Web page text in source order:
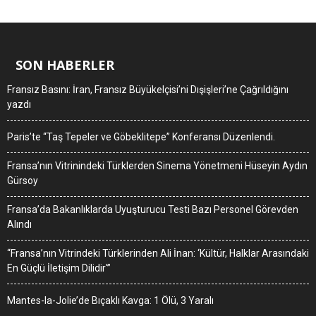
SON HABERLER
Fransız Basını: İran, Fransız Büyükelçisi’ni Dışişleri’ne Çağrıldığını
yazdı
Paris’te “Taş Tepeler ve Göbeklitepe” Konferansı Düzenlendi.
Fransa’nın Vitrinindeki Türklerden Sinema Yönetmeni Hüseyin Aydın
Gürsoy
Fransa’da Bakanlıklarda Uyuşturucu Testi Bazı Personel Görevden
Alındı
“Fransa’nın Vitrindeki Türklerinden Ali İnan: ‘Kültür, Halklar Arasındaki
En Güçlü İletişim Dilidir'”
Mantes-la-Jolie’de Bıçaklı Kavga: 1 Ölü, 3 Yaralı